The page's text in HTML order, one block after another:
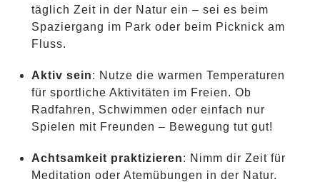
täglich Zeit in der Natur ein – sei es beim
Spaziergang im Park oder beim Picknick am
Fluss.
Aktiv sein: Nutze die warmen Temperaturen
für sportliche Aktivitäten im Freien. Ob
Radfahren, Schwimmen oder einfach nur
Spielen mit Freunden – Bewegung tut gut!
Achtsamkeit praktizieren: Nimm dir Zeit für
Meditation oder Atemübungen in der Natur.